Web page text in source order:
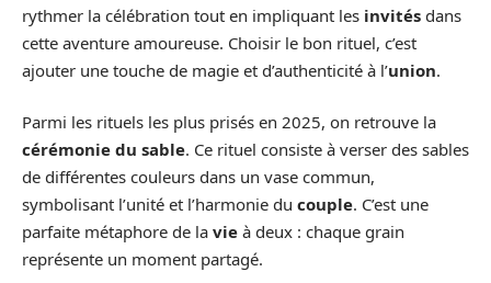
rythmer la célébration tout en impliquant les invités dans
cette aventure amoureuse. Choisir le bon rituel, c’est
ajouter une touche de magie et d’authenticité à l’union.
Parmi les rituels les plus prisés en 2025, on retrouve la
cérémonie du sable. Ce rituel consiste à verser des sables
de différentes couleurs dans un vase commun,
symbolisant l’unité et l’harmonie du couple. C’est une
parfaite métaphore de la vie à deux : chaque grain
représente un moment partagé.